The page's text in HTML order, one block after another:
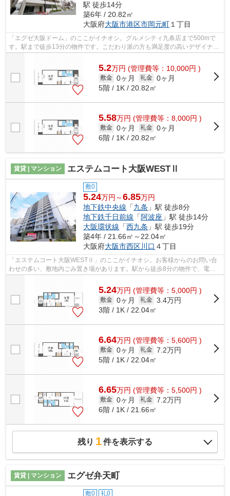
駅 徒歩14分
築6年 / 20.82㎡
大阪府大阪市港区市岡元町 １丁目
「エグゼ大阪ドーム」のここがイチオシ。グルメシティ九条店まで500mで
す。駅まで徒歩13分の物件です。こだわり派の方も満足度の高いデザイナー
5.2万円 (管理費等：10,000円 )
敷金 0ヶ月 礼金 0ヶ月
5階 / 1K / 20.82㎡
5.58万円 (管理費等：8,000円 )
敷金 0ヶ月 礼金 0ヶ月
6階 / 1K / 20.82㎡
賃貸 | マンション エステムコート大阪WESTⅡ
敷0
5.24万円～6.85万円
地下鉄中央線 「九条 」駅 徒歩8分
地下鉄千日前線 「 阿波座 」駅 徒歩14分
大阪環状線 「西九条 」駅 徒歩19分
築4年 / 21.66㎡～22.04㎡
大阪府大阪市西区川口 ４丁目
「エステムコート大阪WESTⅡ」のここがイチオシ。お客様からのお問い合
わせの多い、敷地内ごみ置き場があります。駅から徒歩8分の物件で、電車
5.24万円 (管理費等：5,000円 )
敷金 0ヶ月 礼金 3.4万円
3階 / 1K / 22.04㎡
6.64万円 (管理費等：5,600円 )
敷金 0ヶ月 礼金 7.2万円
5階 / 1K / 22.04㎡
6.65万円 (管理費等：5,500円 )
敷金 0ヶ月 礼金 7.2万円
6階 / 1K / 21.66㎡
残り 1件を表示する
賃貸 | マンション エグゼ弁天町
敷0 礼0